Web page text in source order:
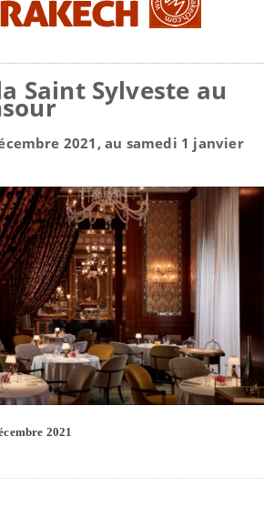
Saint Sylveste au
2021, au samedi 1 janvier
2021